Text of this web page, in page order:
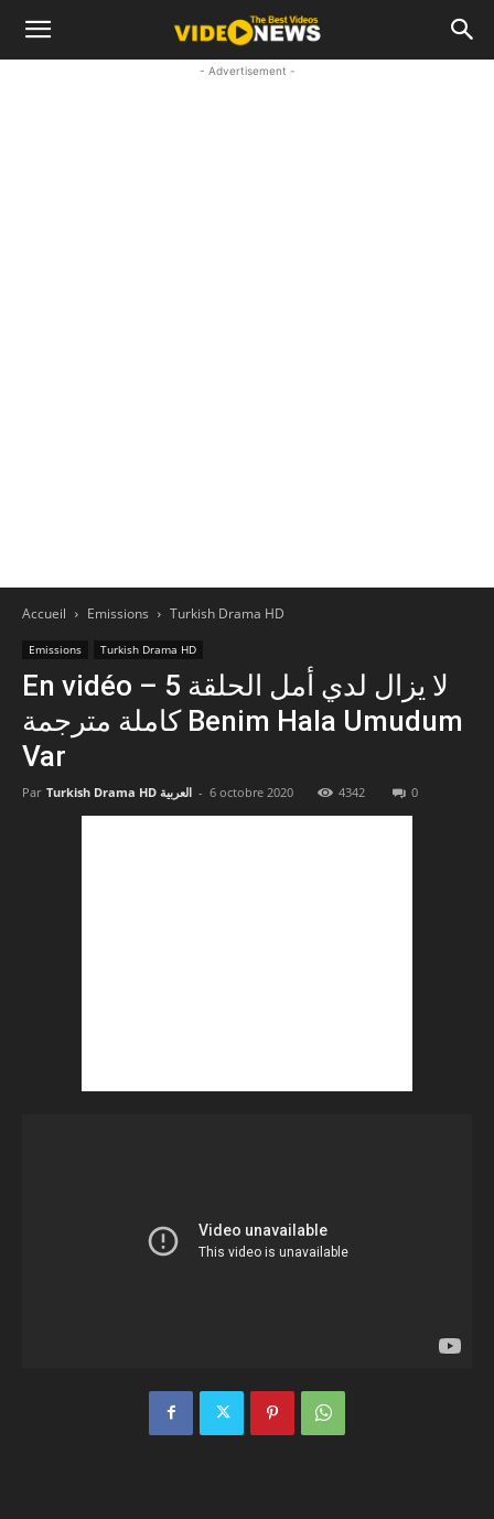
- Advertisement -
Accueil Emissions Turkish Drama HD
Emissions Turkish Drama HD
En vidéo – لا يزال لدي أمل الحلقة 5
كاملة مترجمة Benim Hala Umudum
Var
Par Turkish Drama HD العربية - 6 octobre 2020 4342 0